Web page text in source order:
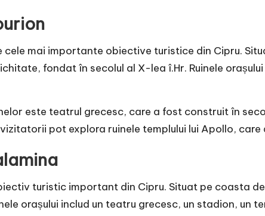
cele mai importante obiective turistice din Cipru.
fondat în secolul al X-lea î.Hr. Ruinele
este teatrul grecesc, care a fost construit în
pot explora ruinele templului lui Apollo,
turistic important din Cipru. Situat pe coasta
orașului includ un teatru grecesc, un stadion, un